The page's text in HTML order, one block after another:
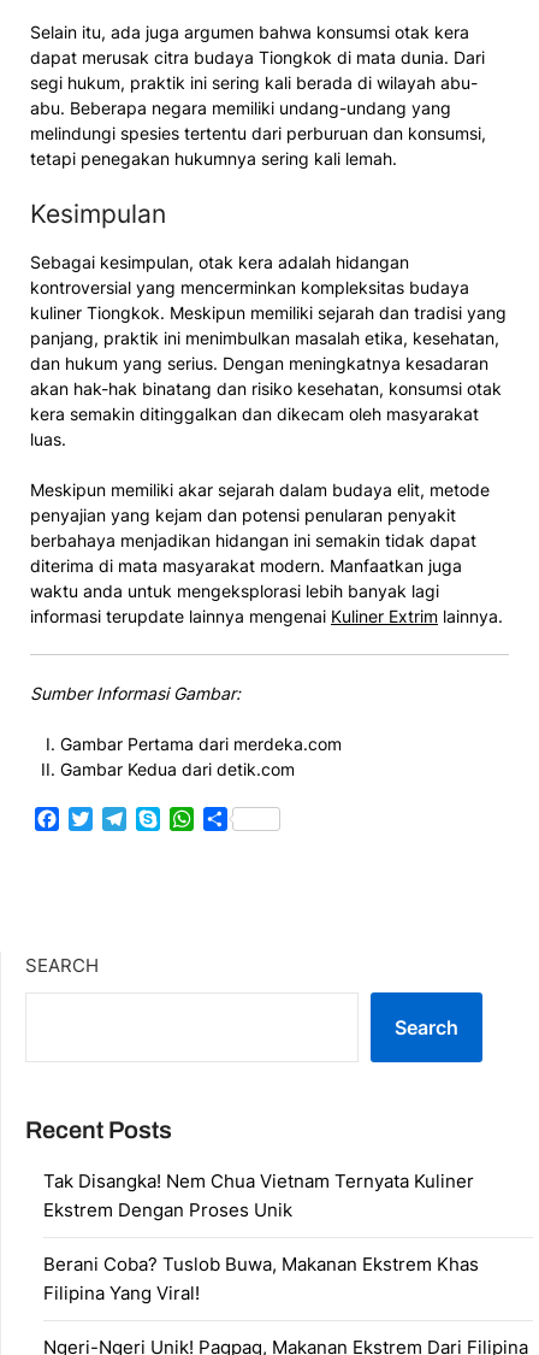
Selain itu, ada juga argumen bahwa konsumsi otak kera
dapat merusak citra budaya Tiongkok di mata dunia. Dari
segi hukum, praktik ini sering kali berada di wilayah abu-
abu. Beberapa negara memiliki undang-undang yang
melindungi spesies tertentu dari perburuan dan konsumsi,
tetapi penegakan hukumnya sering kali lemah.
Kesimpulan
Sebagai kesimpulan, otak kera adalah hidangan
kontroversial yang mencerminkan kompleksitas budaya
kuliner Tiongkok. Meskipun memiliki sejarah dan tradisi yang
panjang, praktik ini menimbulkan masalah etika, kesehatan,
dan hukum yang serius. Dengan meningkatnya kesadaran
akan hak-hak binatang dan risiko kesehatan, konsumsi otak
kera semakin ditinggalkan dan dikecam oleh masyarakat
luas.
Meskipun memiliki akar sejarah dalam budaya elit, metode
penyajian yang kejam dan potensi penularan penyakit
berbahaya menjadikan hidangan ini semakin tidak dapat
diterima di mata masyarakat modern. Manfaatkan juga
waktu anda untuk mengeksplorasi lebih banyak lagi
informasi terupdate lainnya mengenai Kuliner Extrim lainnya.
Sumber Informasi Gambar:
Gambar Pertama dari merdeka.com
Gambar Kedua dari detik.com
Facebook
TwitterTelegram
SkypeWhatsApp
Share
SEARCH
Search
Recent Posts
Tak Disangka! Nem Chua Vietnam Ternyata Kuliner
Ekstrem Dengan Proses Unik
Berani Coba? Tuslob Buwa, Makanan Ekstrem Khas
Filipina Yang Viral!
Ngeri-Ngeri Unik! Pagpag, Makanan Ekstrem Dari Filipina